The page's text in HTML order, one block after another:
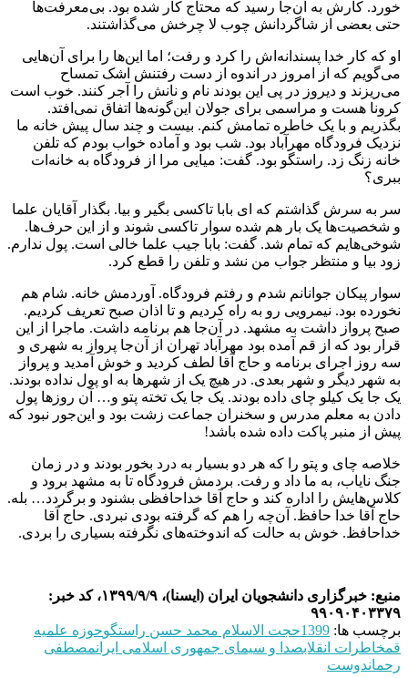
خورد. کارش به آن‌جا رسید که محتاج کار شده بود. بی‌معرفت‌ها
حتی بعضی از شاگردانش چوب لا چرخش می‌گذاشتند.
او که کار خدا پسندانه‌اش را کرد و رفت؛ اما این‌ها را برای آن‌هایی
می‌گویم که از امروز در اندوه از دست رفتنش اشک تمساح
می‌ریزند و دیروز در پی این بودند نام و نانش را آجر کنند. خوب است
کرونا هست و مراسمی برای جولان این‌گونه‌ها اتفاق نمی‌افتد.
بگذریم و با یک خاطره تمامش کنم. بیست و چند سال پیش خانه ما
نزدیک فرودگاه مهرآباد بود. شب بود و آماده خواب بودم که تلفن
خانه زنگ زد. راستگو بود. گفت: میایی مرا از فرودگاه به خانه‌ات
ببری؟
سر به سرش گذاشتم که ای بابا تاکسی بگیر و بیا. بگذار آقایان علما
و شخصیت‌ها یک بار هم شده سوار تاکسی شوند و از این حرف‌ها.
شوخی‌هایم که تمام شد. گفت: بابا جیب علما خالی است. پول ندارم.
زود بیا و منتظر جواب من نشد و تلفن را قطع کرد.
سوار پیکان جوانانم شدم و رفتم فرودگاه. آوردمش خانه. شام هم
نخورده بود. نیمرویی رو به راه کردیم و تا اذان صبح تعریف کردیم.
صبح پرواز داشت به مشهد. در آن‌جا هم برنامه داشت. ماجرا از این
قرار بود که از قم آمده بود مهرآباد تهران از آن‌جا پرواز به شهری و
سه روز اجرای برنامه و حاج آقا لطف کردید و خوش آمدید و پرواز
به شهر دیگر و شهر بعدی. در هیچ یک از شهرها به او پول نداده بودند.
یک جا یک کیلو چای داده بودند. یک جا یک تخته پتو و… آن روزها پول
دادن به معلم مدرس و سخنران جماعت زشت بود و این‌جور نبود که
پیش از منبر پاکت داده شده باشد!
خلاصه چای و پتو را که هر دو بسیار به درد بخور بودند و در زمان
جنگ نایاب، به ما داد و رفت. بردمش فرودگاه تا به مشهد برود و
کلاس‌هایش را اداره کند و حاج آقا خداحافظی بشنود و برگردد… بله.
حاج آقا خدا حافظ. آن‌چه را هم که گرفته بودی نبردی. حاج آقا
خداحافظ. خوش به حالت که اندوخته‌های نگرفته بسیاری را بردی.
منبع: خبرگزاری دانشجویان ایران (ایسنا)، ۱۳۹۹/۹/۹، کد خبر:
۹۹۰۹۰۴۰۳۳۷۹
برچسب ها: 1399حجت الاسلام محمد حسن راستگوحوزه علمیه
قمخاطرات انقلابصدا و سیمای جمهوری اسلامی ایرانمصطفی
رحماندوست